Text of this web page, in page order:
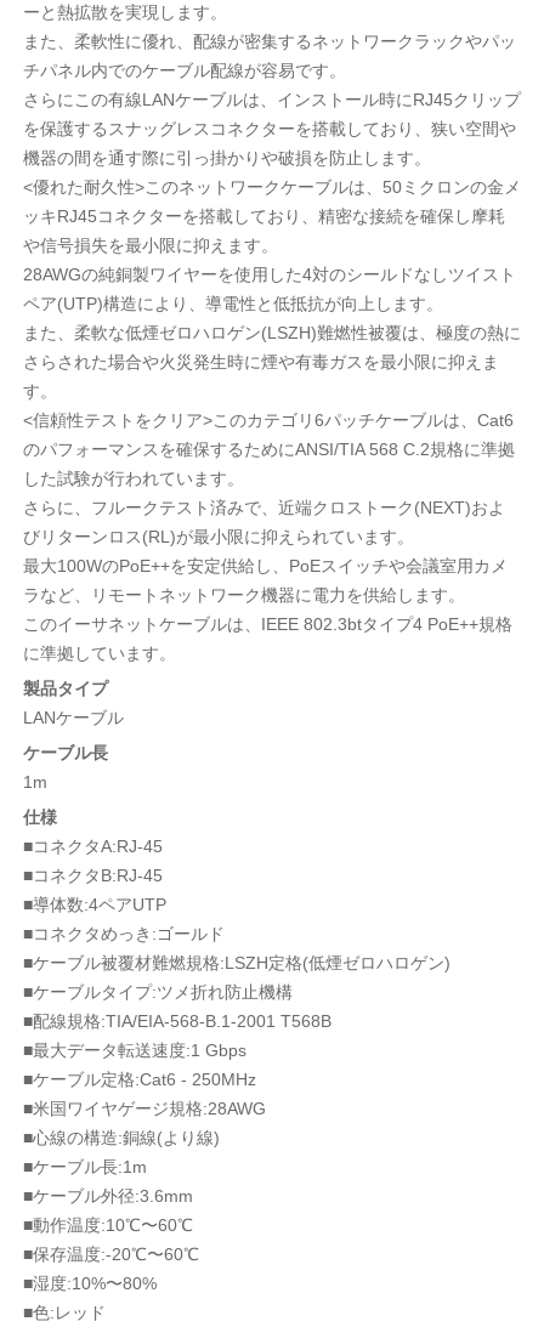
ーと熱拡散を実現します。
また、柔軟性に優れ、配線が密集するネットワークラックやパッ
チパネル内でのケーブル配線が容易です。
さらにこの有線LANケーブルは、インストール時にRJ45クリップ
を保護するスナッグレスコネクターを搭載しており、狭い空間や
機器の間を通す際に引っ掛かりや破損を防止します。
<優れた耐久性>このネットワークケーブルは、50ミクロンの金メ
ッキRJ45コネクターを搭載しており、精密な接続を確保し摩耗
や信号損失を最小限に抑えます。
28AWGの純銅製ワイヤーを使用した4対のシールドなしツイスト
ペア(UTP)構造により、導電性と低抵抗が向上します。
また、柔軟な低煙ゼロハロゲン(LSZH)難燃性被覆は、極度の熱に
さらされた場合や火災発生時に煙や有毒ガスを最小限に抑えま
す。
<信頼性テストをクリア>このカテゴリ6パッチケーブルは、Cat6
のパフォーマンスを確保するためにANSI/TIA 568 C.2規格に準拠
した試験が行われています。
さらに、フルークテスト済みで、近端クロストーク(NEXT)およ
びリターンロス(RL)が最小限に抑えられています。
最大100WのPoE++を安定供給し、PoEスイッチや会議室用カメ
ラなど、リモートネットワーク機器に電力を供給します。
このイーサネットケーブルは、IEEE 802.3btタイプ4 PoE++規格
に準拠しています。
製品タイプ
LANケーブル
ケーブル長
1m
仕様
■コネクタA:RJ-45
■コネクタB:RJ-45
■導体数:4ペアUTP
■コネクタめっき:ゴールド
■ケーブル被覆材難燃規格:LSZH定格(低煙ゼロハロゲン)
■ケーブルタイプ:ツメ折れ防止機構
■配線規格:TIA/EIA-568-B.1-2001 T568B
■最大データ転送速度:1 Gbps
■ケーブル定格:Cat6 - 250MHz
■米国ワイヤゲージ規格:28AWG
■心線の構造:銅線(より線)
■ケーブル長:1m
■ケーブル外径:3.6mm
■動作温度:10℃〜60℃
■保存温度:-20℃〜60℃
■湿度:10%〜80%
■色:レッド